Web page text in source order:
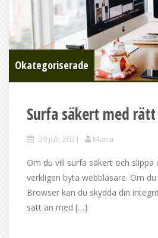
Okategoriserade
Surfa säkert med
29 juli, 2021 Maria
Om du vill surfa säkert och slippa
verkligen byta webbläsare. Om
Browser kan du skydda din
sätt än med […]